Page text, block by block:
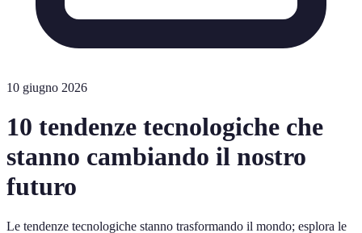
10 giugno 2026
10 tendenze tecnologiche che
stanno cambiando il nostro
futuro
Le tendenze tecnologiche stanno trasformando il mondo; esplora le